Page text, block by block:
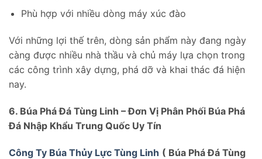
Phù hợp với nhiều dòng máy xúc đào
Với những lợi thế trên, dòng sản phẩm này đang ngày
càng được nhiều nhà thầu và chủ máy lựa chọn trong
các công trình xây dựng, phá dỡ và khai thác đá hiện
nay.
6. Búa Phá Đá Tùng Linh – Đơn Vị Phân Phối Búa Phá
Đá Nhập Khẩu Trung Quốc Uy Tín
Công Ty Búa Thủy Lực Tùng Linh ( Búa Phá Đá Tùng